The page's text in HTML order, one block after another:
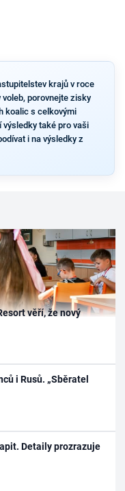
krajů v roce
porovnejte zisky
koalic s celkovými
také pro vaši
i na výsledky z
věří, že nový
i Rusů. „Sběratel
Detaily prozrazuje